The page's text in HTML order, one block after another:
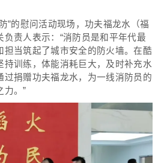
”的慰问活动现场，功夫福龙水（福
责人表示：“消防员是和平年代最
担当筑起了城市安全的防火墙。在酷
持训练，体能消耗巨大，及时补充水
过捐赠功夫福龙水，为一线消防员的
力。”